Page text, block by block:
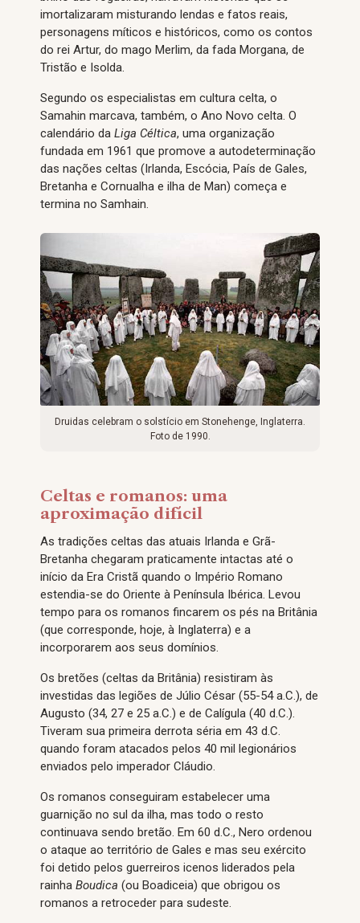
imortalizaram misturando lendas e fatos reais,
personagens míticos e históricos, como os contos
do rei Artur, do mago Merlim, da fada Morgana, de
Tristão e Isolda.
Segundo os especialistas em cultura celta, o
Samahin marcava, também, o Ano Novo celta. O
calendário da Liga Céltica, uma organização
fundada em 1961 que promove a autodeterminação
das nações celtas (Irlanda, Escócia, País de Gales,
Bretanha e Cornualha e ilha de Man) começa e
termina no Samhain.
Druidas celebram o solstício em Stonehenge, Inglaterra.
Foto de 1990.
Celtas e romanos: uma
aproximação difícil
As tradições celtas das atuais Irlanda e Grã-
Bretanha chegaram praticamente intactas até o
início da Era Cristã quando o Império Romano
estendia-se do Oriente à Península Ibérica. Levou
tempo para os romanos fincarem os pés na Britânia
(que corresponde, hoje, à Inglaterra) e a
incorporarem aos seus domínios.
Os bretões (celtas da Britânia) resistiram às
investidas das legiões de Júlio César (55-54 a.C.), de
Augusto (34, 27 e 25 a.C.) e de Calígula (40 d.C.).
Tiveram sua primeira derrota séria em 43 d.C.
quando foram atacados pelos 40 mil legionários
enviados pelo imperador Cláudio.
Os romanos conseguiram estabelecer uma
guarnição no sul da ilha, mas todo o resto
continuava sendo bretão. Em 60 d.C., Nero ordenou
o ataque ao território de Gales e mas seu exército
foi detido pelos guerreiros icenos liderados pela
rainha Boudica (ou Boadiceia) que obrigou os
romanos a retroceder para sudeste.